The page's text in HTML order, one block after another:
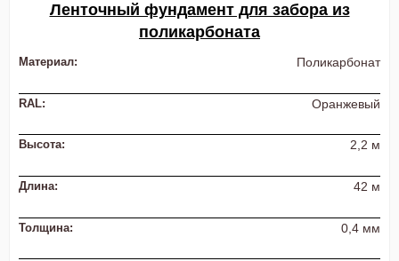
Ленточный фундамент для забора из
поликарбоната
Материал: Поликарбонат
RAL: Оранжевый
Высота: 2,2 м
Длина: 42 м
Толщина: 0,4 мм